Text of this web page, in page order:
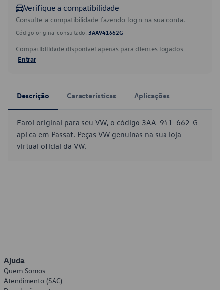
Verifique a compatibilidade
Consulte a compatibilidade fazendo login na sua conta.
Código original consultado: 3AA941662G
Compatibilidade disponível apenas para clientes logados.
Entrar
Descrição Características Aplicações
Farol original para seu VW, o código 3AA-941-662-G
aplica em Passat. Peças VW genuínas na sua loja
virtual oficial da VW.
Ajuda
Quem Somos
Atendimento (SAC)